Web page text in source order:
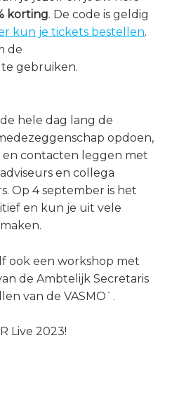
korting. De code is geldig
kun je tickets bestellen.
de
gebruiken.
hele dag lang de
opdoen,
contacten leggen met
en collega
Op 4 september is het
en kun je uit vele
ook een workshop met
de Ambtelijk Secretaris
van de VASMO`.
Live 2023!